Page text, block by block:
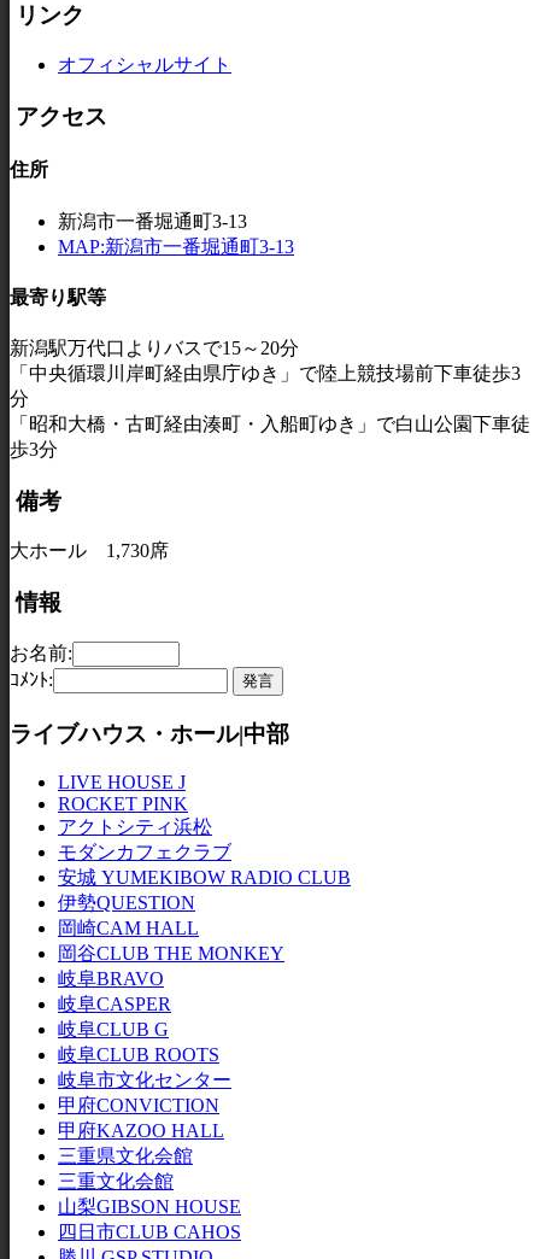
リンク
オフィシャルサイト
アクセス
住所
新潟市一番堀通町3-13
MAP:新潟市一番堀通町3-13
最寄り駅等
新潟駅万代口よりバスで15～20分
「中央循環川岸町経由県庁ゆき」で陸上競技場前下車徒歩3
分
「昭和大橋・古町経由湊町・入船町ゆき」で白山公園下車徒
歩3分
備考
大ホール 1,730席
情報
お名前:
ｺﾒﾝﾄ:
ライブハウス・ホール|中部
LIVE HOUSE J
ROCKET PINK
アクトシティ浜松
モダンカフェクラブ
安城 YUMEKIBOW RADIO CLUB
伊勢QUESTION
岡崎CAM HALL
岡谷CLUB THE MONKEY
岐阜BRAVO
岐阜CASPER
岐阜CLUB G
岐阜CLUB ROOTS
岐阜市文化センター
甲府CONVICTION
甲府KAZOO HALL
三重県文化会館
三重文化会館
山梨GIBSON HOUSE
四日市CLUB CAHOS